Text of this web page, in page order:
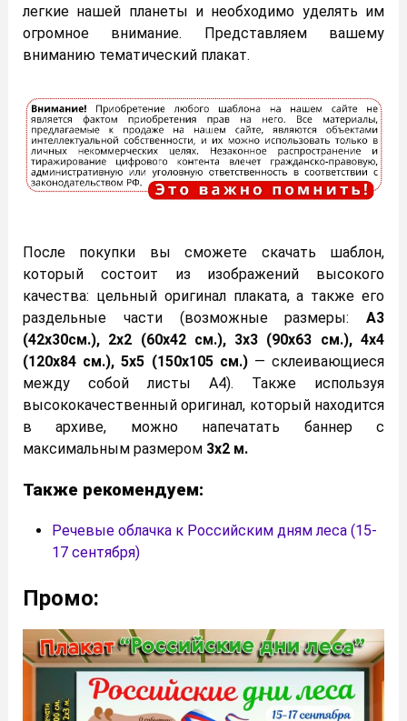
легкие нашей планеты и необходимо уделять им
огромное внимание. Представляем вашему
вниманию тематический плакат.
После покупки вы сможете скачать шаблон,
который состоит из изображений высокого
качества: цельный оригинал плаката, а также его
раздельные части (возможные размеры: А3
(42х30см.), 2х2 (60х42 см.), 3х3 (90х63 см.), 4х4
(120х84 см.), 5х5 (150х105 см.) — склеивающиеся
между собой листы А4). Также используя
высококачественный оригинал, который находится
в архиве, можно напечатать баннер с
максимальным размером 3х2 м.
Также рекомендуем:
Речевые облачка к Российским дням леса (15-
17 сентября)
Промо: